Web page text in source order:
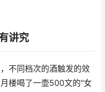
讲究
不同档次的酒触发的效
楼喝了一壶500文的"女